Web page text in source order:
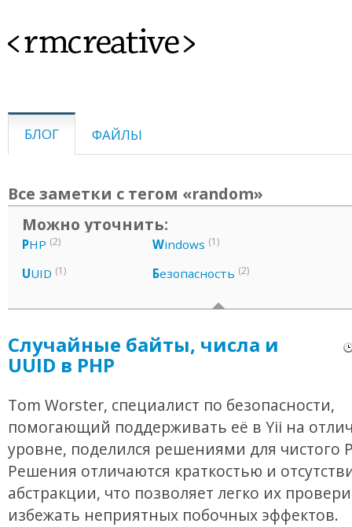
<rmcreative>
БЛОГ ФАЙЛЫ
Все заметки с тегом «random»
Можно уточнить:
PHP (2)
UUID (1)
Windows (1)
Безопасность (2)
Случайные байты, числа и
UUID в PHP
Tom Worster, специалист по безопасности,
помогающий поддерживать её в Yii на
уровне, поделился решениями для чистого
Решения отличаются краткостью и
абстракции, что позволяет легко их
избежать неприятных побочных эффектов.